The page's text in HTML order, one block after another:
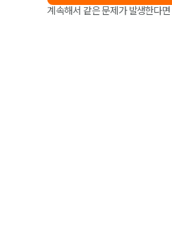
계속해서 같은 문제가 발생한다면